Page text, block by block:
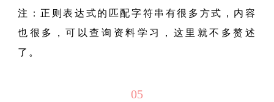
注：正则表达式的匹配字符串有很多方式，内容
也很多，可以查询资料学习，这里就不多赘述
了。
05